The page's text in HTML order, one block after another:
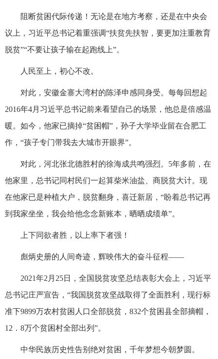
阻断贫困代际传递！无论是在地方考察，还是在中央会
议上，习近平总书记着重强调“扶贫先扶智，要更加注重教育
脱贫”“不要让孩子输在起跑线上”。
人民至上，初心不改。
对此，安徽金寨大湾村的陈泽申感同身受。每每回想起
2016年4月习近平总书记前来看望自己的场景，他总是倍感温
暖。如今，他家已摘掉“贫困帽”，孙子大学毕业留在合肥工
作，“孩子专门带我去大城市开眼界”。
对此，河北张北德胜村的徐海成共鸣强烈。5年多前，在
他家里，总书记同村民们一起算柴米油盐、商脱贫大计。现
在他家已是种植大户，脱贫翻身，喜迁新居，“盼着总书记再
到我家坐坐，我会给他念念新账本，晒晒成绩单”。
上下同欲者胜，以上率下者强！
彪炳史册的人间奇迹，辉映伟大的奋斗征程——
2021年2月25日，全国脱贫攻坚总结表彰大会上，习近平
总书记庄严宣告，“我国脱贫攻坚战取得了全面胜利，现行标
准下9899万农村贫困人口全部脱贫，832个贫困县全部摘帽，
12．8万个贫困村全部出列”。
中华民族历史性告别绝对贫困，千年梦想今朝梦圆。